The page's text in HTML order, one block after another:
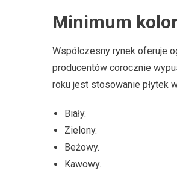
Minimum
Współczesny rynek oferuje
producentów corocznie
roku jest stosowanie płytek
Biały.
Zielony.
Beżowy.
Kawowy.